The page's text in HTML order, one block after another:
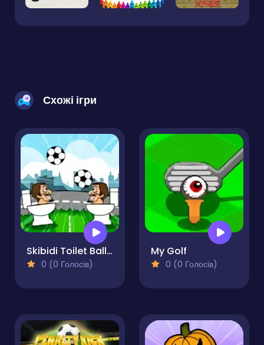
Схожі ігри
Skibidi Toilet Ball Juggling
0 (0 Голосів)
My Golf
0 (0 Голосів)